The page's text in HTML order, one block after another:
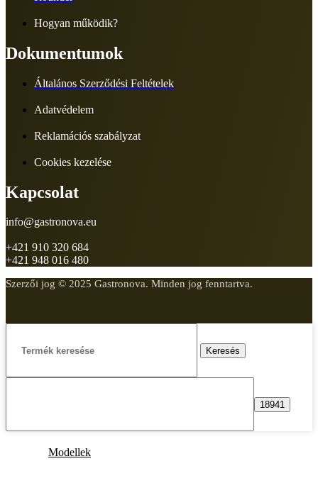
Hogyan működik?
Dokumentumok
Általános Szerződési Feltételek
Adatvédelem
Reklamációs szabályzat
Cookies kezelése
Kapcsolat
info@gastronova.eu
+421 910 320 684
+421 948 016 480
Szerzői jog © 2025 Gastronova. Minden jog fenntartva.
Keresés
Modellek